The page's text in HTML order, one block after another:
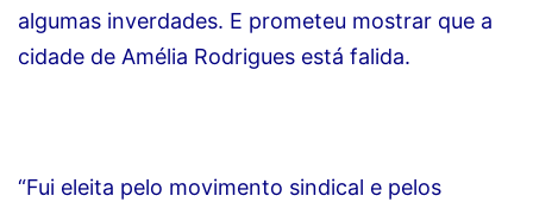
algumas inverdades. E prometeu mostrar que a
cidade de Amélia Rodrigues está falida.
“Fui eleita pelo movimento sindical e pelos